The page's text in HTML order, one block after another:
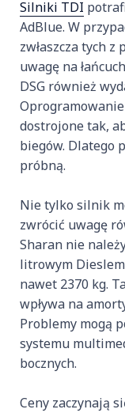
Silniki TDI
AdBlue. W
zwłaszcza tych
uwagę na
DSG również
Oprogramowanie
dostrojone tak,
biegów. Dlatego
próbną.
Nie tylko silnik
zwrócić uwagę
Sharan nie
litrowym
nawet 2370 kg.
wpływa na
Problemy mogą
systemu
bocznych.
Ceny zaczynają